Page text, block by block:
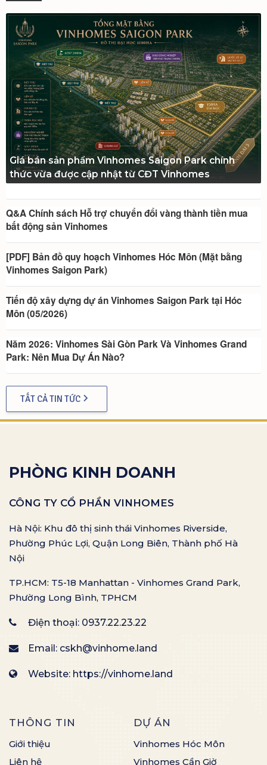
Giá bán sản phẩm Vinhomes Saigon Park chính
thức vừa được cập nhật từ CĐT Vinhomes
Q&A Chính sách Hỗ trợ chuyển đổi vàng thành tiền mua
bất động sản Vinhomes
[PDF] Bản đồ quy hoạch Vinhomes Hóc Môn (Mặt bằng
Vinhomes Saigon Park)
Tiến độ xây dựng dự án Vinhomes Saigon Park tại Hóc
Môn (05/2026)
Năm 2026: Vinhomes Sài Gòn Park Và Vinhomes Grand
Park: Nên Mua Dự Án Nào?
TẤT CẢ TIN TỨC
PHÒNG KINH DOANH
CÔNG TY CỔ PHẦN VINHOMES
Hà Nội: Khu đô thị sinh thái Vinhomes Riverside,
Phường Phúc Lợi, Quận Long Biên, Thành phố Hà
Nội
TP.HCM: T5-18 Manhattan - Vinhomes Grand Park,
Phường Long Bình, TPHCM
Điện thoại: 0937.22.23.22
Email: cskh@vinhome.land
Website: https://vinhome.land
THÔNG TIN
Giới thiệu
Liên hệ
DỰ ÁN
Vinhomes Hóc Môn
Vinhomes Cần Giờ